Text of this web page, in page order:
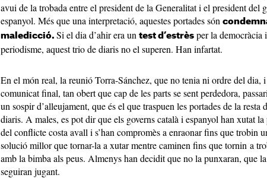
avui de la trobada entre el president de la Generalitat i el president del
espanyol. Més que una interpretació, aquestes portades són
maledicció. Si el dia d’ahir era un test d’estrès per la democràcia
periodisme, aquest trio de diaris no el superen. Han infartat.
En el món real, la reunió Torra-Sánchez, que no tenia ni ordre del dia, i
comunicat final, tan obert que cap de les parts se sent perdedora,
un sospir d’alleujament, que és el que traspuen les portades de la resta
diaris. A males, es pot dir que els governs català i espanyol han xutat la
del conflicte costa avall i s’han compromès a enraonar fins que trobin
solució millor que tornar-la a xutar mentre caminen fins que tornin a
amb la bimba als peus. Almenys han decidit que no la punxaran, que la
seguiran jugant.